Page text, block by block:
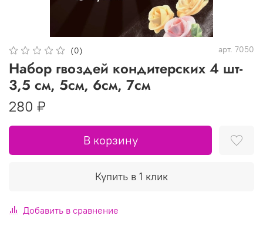
(0) арт. 7050
Набор гвоздей кондитерских 4 шт-
3,5 см, 5см, 6см, 7см
280 ₽
В корзину
Купить в 1 клик
Добавить в сравнение